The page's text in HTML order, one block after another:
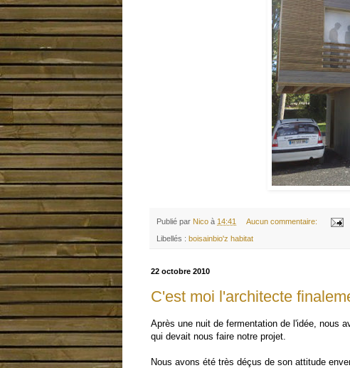
Publié par Nico à 14:41 Aucun commentaire:
Libellés : boisainbio'z habitat
22 octobre 2010
C'est moi l'architecte
Après une nuit de fermentation de l'idée, nous
qui devait nous faire notre projet.
Nous avons été très déçus de son attitude